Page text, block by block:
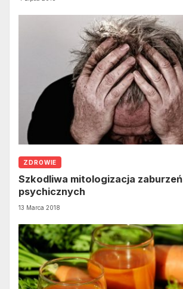
ZDROWIE
Szkodliwa mitologizacja zaburzeń
psychicznych
13 Marca 2018